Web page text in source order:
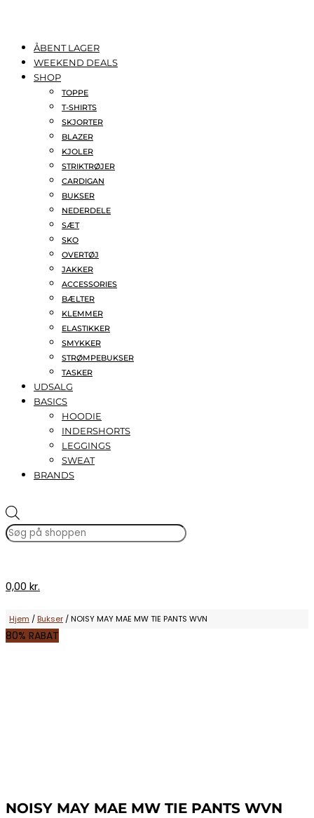
ÅBENT LAGER
WEEKEND DEALS
SHOP
TOPPE
T-SHIRTS
SKJORTER
BLAZER
KJOLER
STRIKTRØJER
CARDIGAN
BUKSER
NEDERDELE
SÆT
SKO
OVERTØJ
JAKKER
ACCESSORIES
BÆLTER
KLEMMER
ELASTIKKER
SMYKKER
STRØMPEBUKSER
TASKER
UDSALG
BASICS
HOODIE
INDERSHORTS
LEGGINGS
SWEAT
BRANDS
search
0,00 kr.
Hjem / Bukser / NOISY MAY MAE MW TIE PANTS WVN
80% RABAT
NOISY MAY MAE MW TIE PANTS WVN